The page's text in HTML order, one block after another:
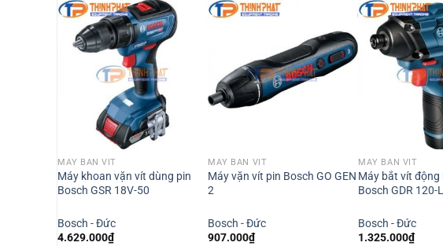
MÁY BẮN VÍT
Máy khoan vặn vít dùng pin
Bosch GSR 18V-50
Bosch - Đức
4.629.000₫
MÁY BẮN VÍT
Máy vặn vít pin Bosch GO GEN
2
Bosch - Đức
907.000₫
MÁY BẮN VÍT
Máy bắt vít động
Bosch GDR 120-
Bosch - Đức
1.325.000₫